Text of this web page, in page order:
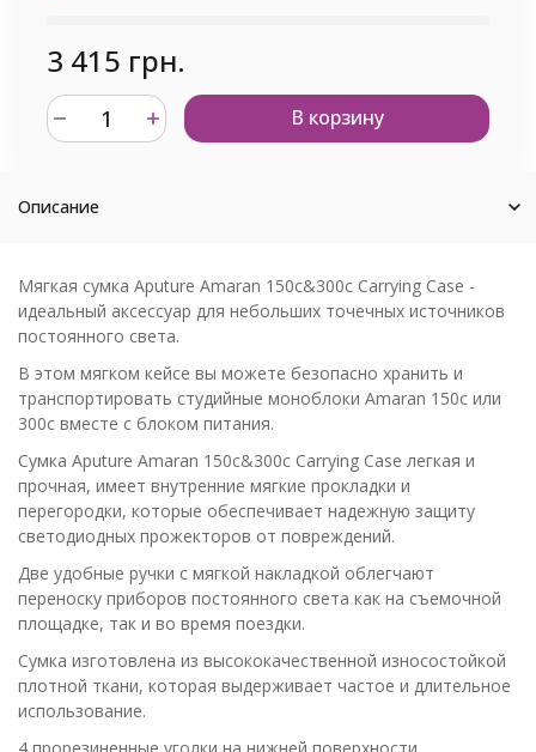
3 415 грн.
В корзину
Описание
Мягкая сумка Aputure Amaran 150c&300c Carrying Case -
идеальный аксессуар для небольших точечных источников
постоянного света.
В этом мягком кейсе вы можете безопасно хранить и
транспортировать студийные моноблоки Amaran 150c или
300c вместе с блоком питания.
Сумка Aputure Amaran 150c&300c Carrying Case легкая и
прочная, имеет внутренние мягкие прокладки и
перегородки, которые обеспечивает надежную защиту
светодиодных прожекторов от повреждений.
Две удобные ручки с мягкой накладкой облегчают
переноску приборов постоянного света как на съемочной
площадке, так и во время поездки.
Сумка изготовлена из высококачественной износостойкой
плотной ткани, которая выдерживает частое и длительное
использование.